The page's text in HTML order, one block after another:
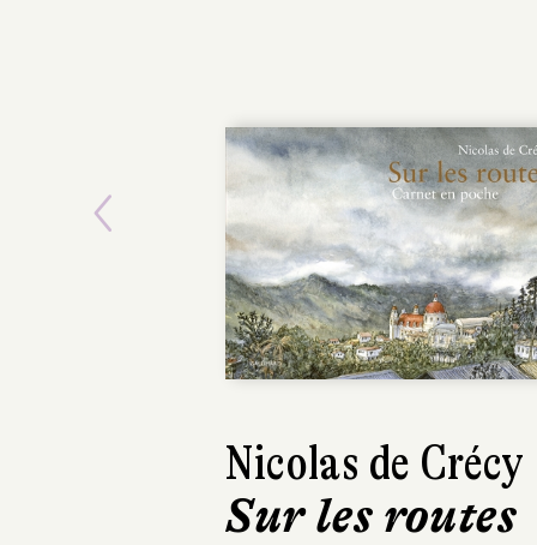
Nicolas de Crécy
Sur les routes
Cécile
Le
Previous